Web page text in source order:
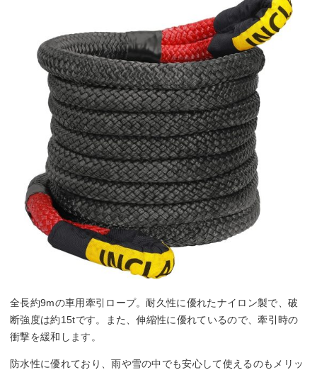
全長約9mの車用牽引ロープ。耐久性に優れたナイロン製で、破
断強度は約15tです。また、伸縮性に優れているので、牽引時の
衝撃を緩和します。
防水性に優れており、雨や雪の中でも安心して使えるのもメリッ